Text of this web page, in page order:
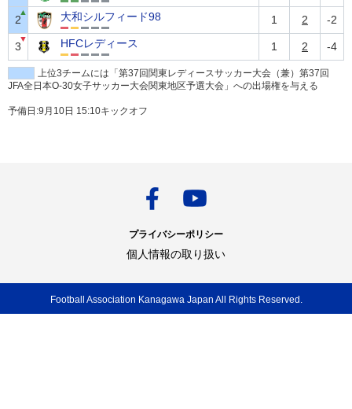
2
▲ 大和シルフィード98 1 2 -2
3
▼ HFCレディース 1 2 -4
上位3チームには「第37回関東レディースサッカー大会（兼）第37回
JFA全日本O-30女子サッカー大会関東地区予選大会」への出場権を与える
予備日:9月10日 15:10キックオフ
プライバシーポリシー
個人情報の取り扱い
Football Association Kanagawa Japan All Rights Reserved.